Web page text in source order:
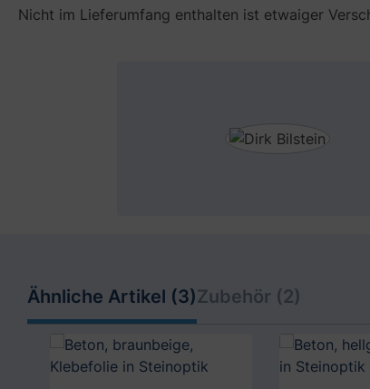
Nicht im Lieferumfang enthalten ist etwaiger
Ähnliche Artikel (3)Zubehör (2)